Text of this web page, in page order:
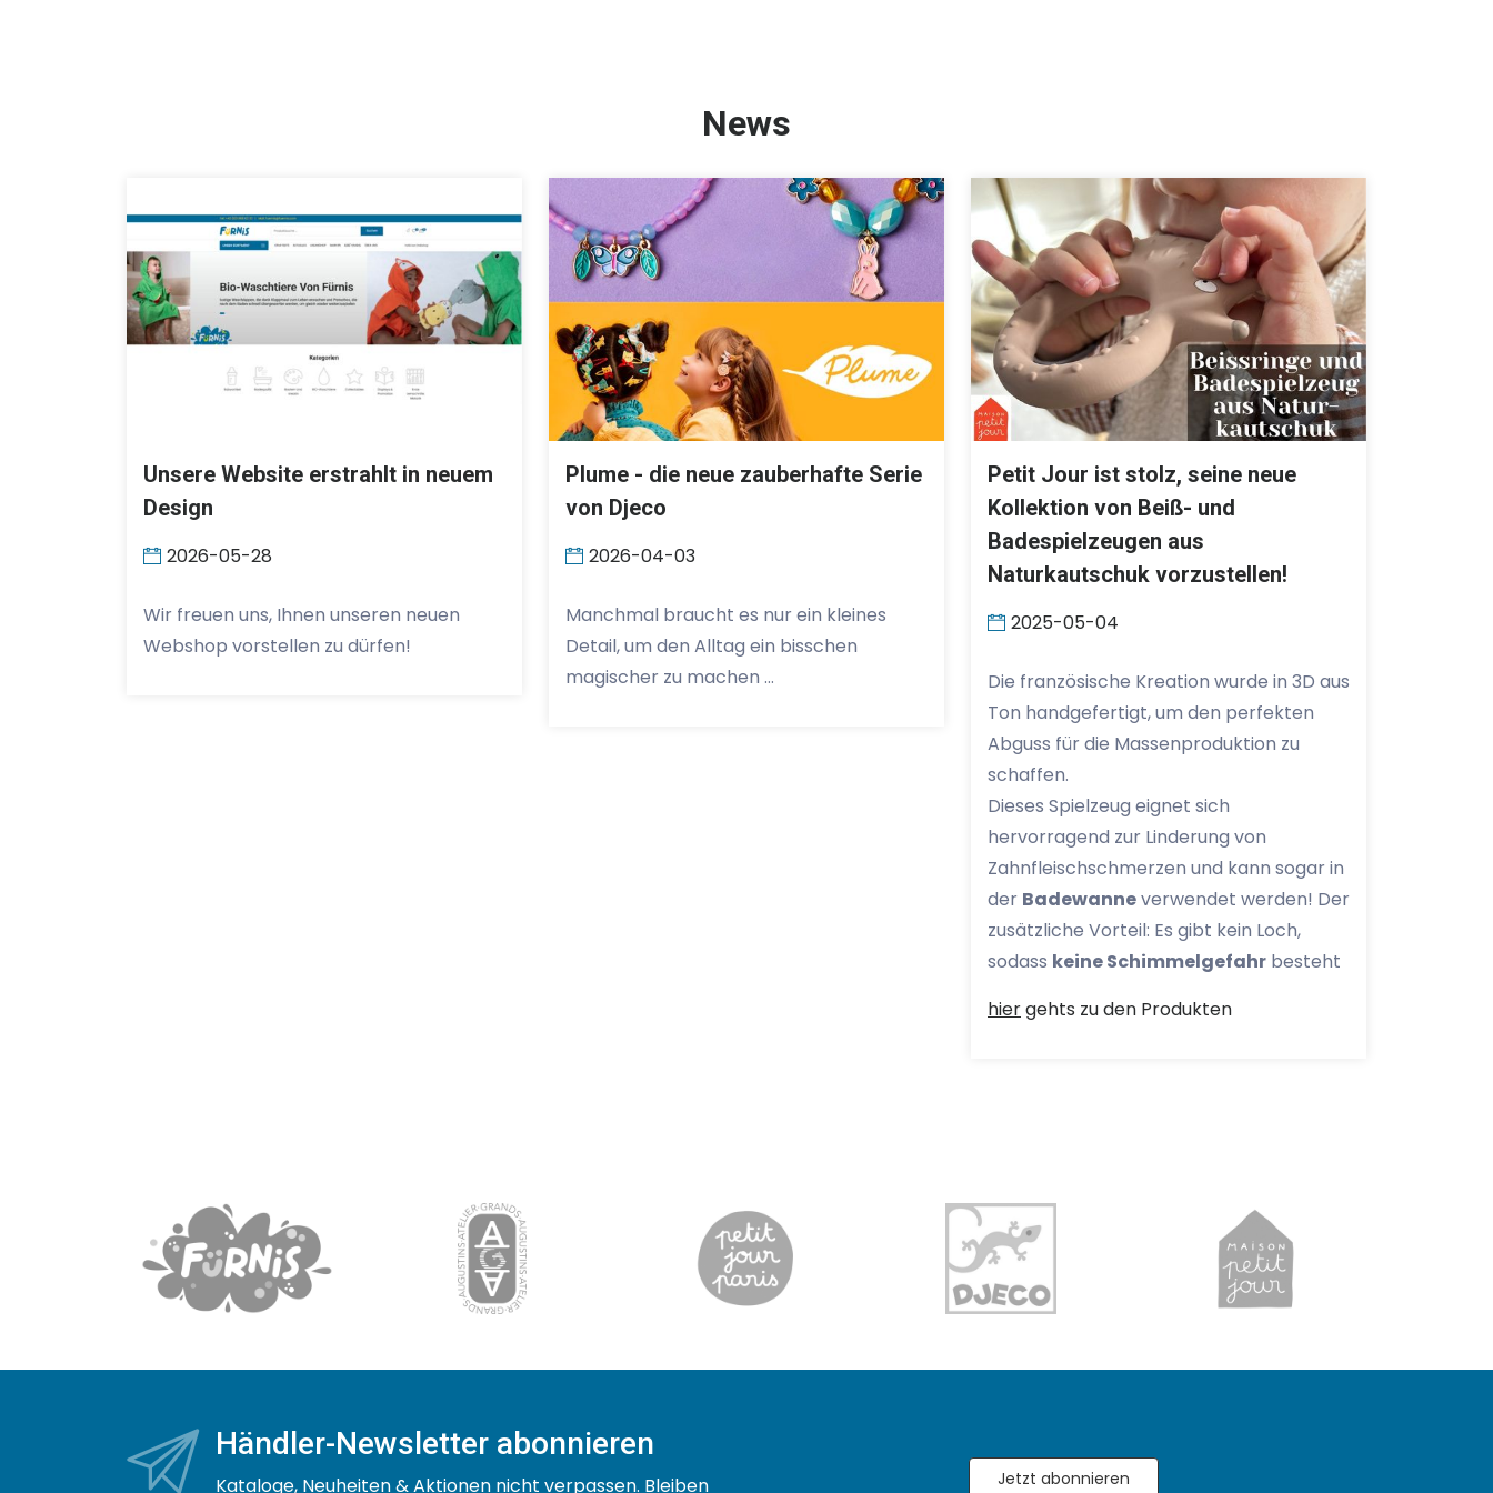
News
Unsere Website erstrahlt in neuem
Design
2026-05-28
Wir freuen uns, Ihnen unseren neuen
Webshop vorstellen zu dürfen!
Plume - die neue zauberhafte Serie
von Djeco
2026-04-03
Manchmal braucht es nur ein kleines
Detail, um den Alltag ein bisschen
magischer zu machen …
Petit Jour ist stolz, seine neue
Kollektion von Beiß- und
Badespielzeugen aus
Naturkautschuk vorzustellen!
2025-05-04
Die französische Kreation wurde in 3D aus
Ton handgefertigt, um den perfekten
Abguss für die Massenproduktion zu
schaffen.
Dieses Spielzeug eignet sich
hervorragend zur Linderung von
Zahnfleischschmerzen und kann sogar in
der Badewanneverwendet werden! Der
zusätzliche Vorteil: Es gibt kein Loch,
sodass keine Schimmelgefahr besteht
hiergehts zu den Produkten
Händler-Newsletter abonnieren
Kataloge, Neuheiten & Aktionen nicht verpassen. Bleiben Jetzt abonnieren